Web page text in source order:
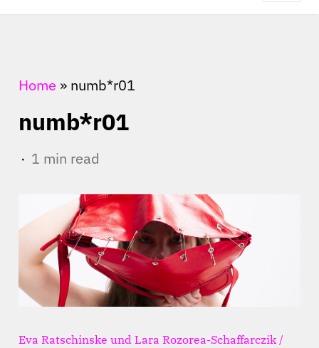
Home » numb*r01
numb*r01
1 min read
Eva Ratschinske und Lara Rozorea-Schaffarczik /